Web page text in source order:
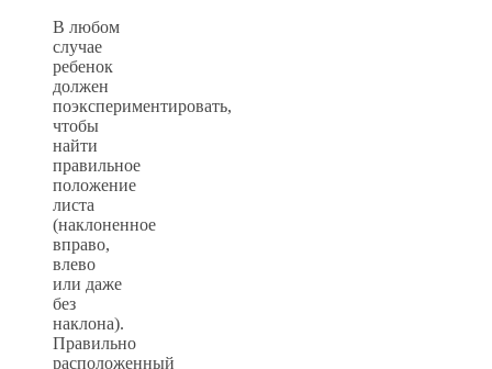
В любом
случае
ребенок
должен
поэкспериментировать,
чтобы
найти
правильное
положение
листа
(наклоненное
вправо,
влево
или даже
без
наклона).
Правильно
расположенный